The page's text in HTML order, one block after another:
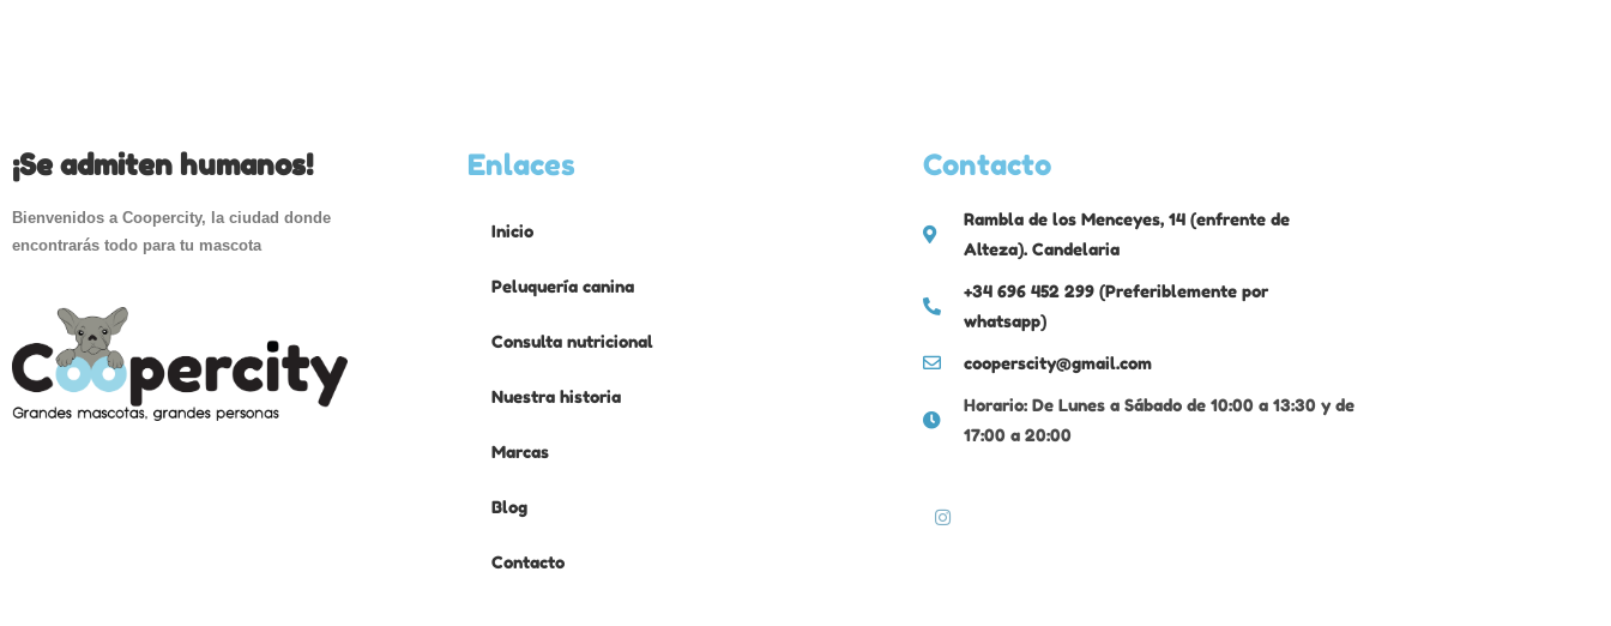
¡Se admiten humanos!
Bienvenidos a Coopercity, la ciudad donde
encontrarás todo para tu mascota
Enlaces
Inicio
Peluquería canina
Consulta nutricional
Nuestra historia
Marcas
Blog
Contacto
Contacto
Rambla de los Menceyes, 14 (enfrente de
Alteza). Candelaria
+34 696 452 299 (Preferiblemente por
whatsapp)
cooperscity@gmail.com
Horario: De Lunes a Sábado de 10:00 a 13:30 y de
17:00 a 20:00